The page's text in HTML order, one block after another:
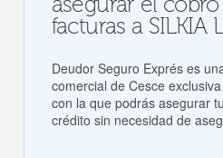
facturas a SILKIA
Deudor Seguro Exprés es
comercial de Cesce
con la que podrás asegurar
crédito sin necesidad de